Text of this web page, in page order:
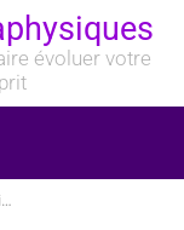
évoluer votre